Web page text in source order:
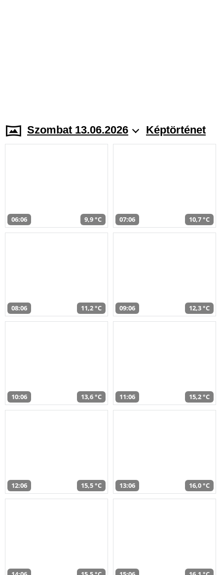
Szombat 13.06.2026 Képtörténet
06:06 9,9 °C 07:06 10,7 °C
08:06 11,2 °C 09:06 12,3 °C
10:06 13,6 °C 11:06 15,2 °C
12:06 15,5 °C 13:06 16,0 °C